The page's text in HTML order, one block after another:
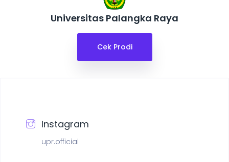
Universitas Palangka Raya
Cek Prodi
Instagram
upr.official